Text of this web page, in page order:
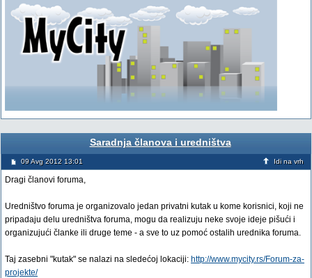
Saradnja članova i uredništva
09 Avg 2012 13:01 Idi na vrh
Dragi članovi foruma,
Uredništvo foruma je organizovalo jedan privatni kutak u kome korisnici, koji ne
pripadaju delu uredništva foruma, mogu da realizuju neke svoje ideje pišući i
organizujući članke ili druge teme - a sve to uz pomoć ostalih urednika foruma.
Taj zasebni "kutak" se nalazi na sledećoj lokaciji: http://www.mycity.rs/Forum-za-
projekte/